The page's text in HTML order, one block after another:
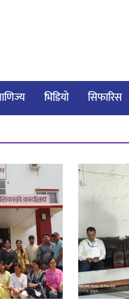
भिडियो सिफारिस